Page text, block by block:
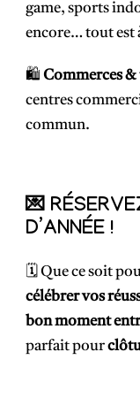
game, sports
encore… tout est
🛍️ Commerces
centres
commun.
💌
D’ANNÉE !
🗓️ Que ce soit
célébrer vos
bon moment
parfait pour